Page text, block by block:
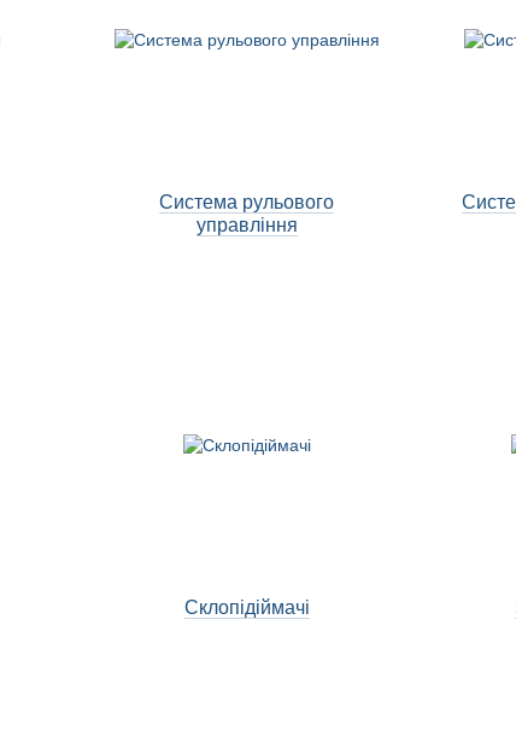
Система рульового
управління
Склопідіймачі